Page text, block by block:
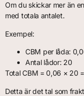
Om du skickar mer än
med totala antalet.
Exempel:
CBM per låda:
Antal lådor: 20
Total CBM = 0,06 × 20 =
Detta är det tal som